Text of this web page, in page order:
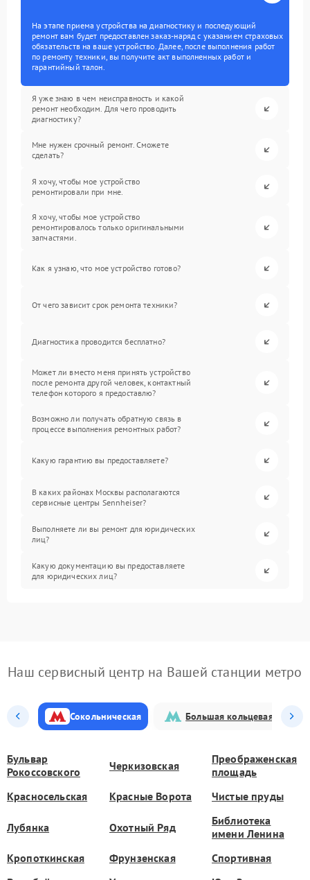
На этапе приема устройства на диагностику и последующий
ремонт вам будет предоставлен заказ-наряд с указанием страховых
обязательств на ваше устройство. Далее, после выполнения работ
по ремонту техники, вы получите акт выполненных работ и
гарантийный талон.
Я уже знаю в чем неисправность и какой
ремонт необходим. Для чего проводить
диагностику?
Мне нужен срочный ремонт. Сможете
сделать?
Я хочу, чтобы мое устройство
ремонтировали при мне.
Я хочу, чтобы мое устройство
ремонтировалось только оригинальными
запчастями.
Как я узнаю, что мое устройство готово?
От чего зависит срок ремонта техники?
Диагностика проводится бесплатно?
Может ли вместо меня принять устройство
после ремонта другой человек, контактный
телефон которого я предоставлю?
Возможно ли получать обратную связь в
процессе выполнения ремонтных работ?
Какую гарантию вы предоставляете?
В каких районах Москвы располагаются
сервисные центры Sennheiser?
Выполняете ли вы ремонт для юридических
лиц?
Какую документацию вы предоставляете
для юридических лиц?
Наш сервисный центр на Вашей станции метро
Сокольническая Большая кольцевая
Бульвар
Рокоссовского
Черкизовская
Преображенская
площадь
Красносельская
Красные Ворота Чистые пруды
Лубянка Охотный Ряд
Библиотека
имени Ленина
Кропоткинская
Фрунзенская
Спортивная